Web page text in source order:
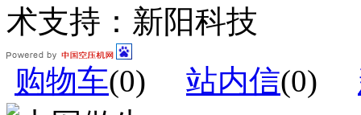
术支持：新阳科技
购物车(0) 站内信(0)